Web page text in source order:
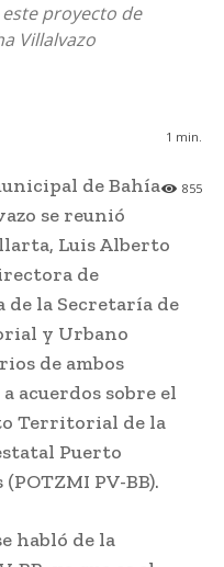
proyecto de
Villalvazo
1 min.
855
de Bahía
se reunió
Luis Alberto
de
la Secretaría de
y Urbano
de ambos
acuerdos sobre el
Territorial de la
Puerto
PV-BB).
habló de la